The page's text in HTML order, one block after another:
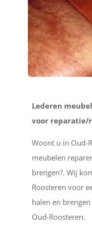
Lederen
voor reparatie/
Woont u in Oud-
meubelen
brengen?. Wij
Roosteren voor
halen en
Oud-Roosteren.